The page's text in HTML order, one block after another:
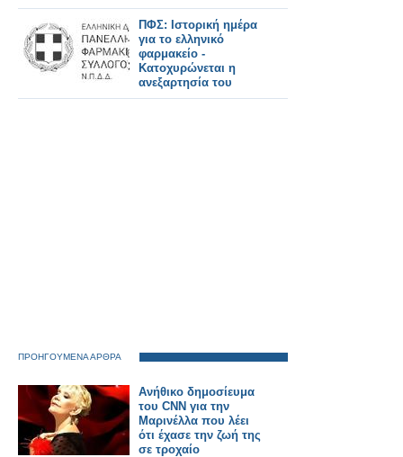
ΠΦΣ: Ιστορική ημέρα
για το ελληνικό
φαρμακείο -
Κατοχυρώνεται η
ανεξαρτησία του
Έλληνα
ΠΡΟΗΓΟΥΜΕΝΑ ΑΡΘΡΑ
Ανήθικο δημοσίευμα
του CNN για την
Μαρινέλλα που λέει
ότι έχασε την ζωή της
σε τροχαίο